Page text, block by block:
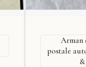
Arman
postale